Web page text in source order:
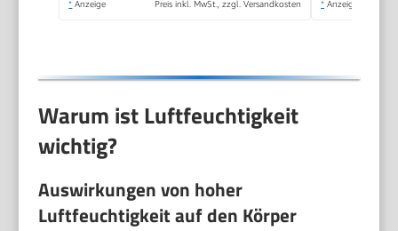
* Anzeige Preis inkl. MwSt., zzgl. Versandkosten * Anzeige
Warum ist Luftfeuchtigkeit
wichtig?
Auswirkungen von hoher
Luftfeuchtigkeit auf den Körper